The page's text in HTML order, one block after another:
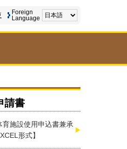
Foreign
Language
請書
育施設使用申込書兼承
形式】